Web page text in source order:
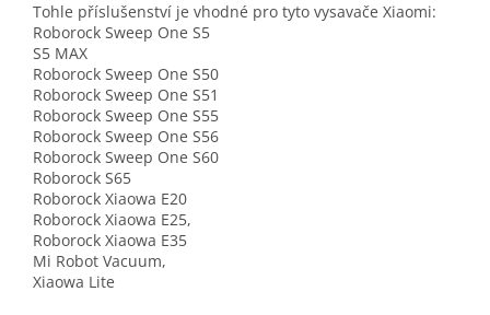
Tohle příslušenství je vhodné pro tyto vysavače Xiaomi:
Roborock Sweep One S5
S5 MAX
Roborock Sweep One S50
Roborock Sweep One S51
Roborock Sweep One S55
Roborock Sweep One S56
Roborock Sweep One S60
Roborock S65
Roborock Xiaowa E20
Roborock Xiaowa E25,
Roborock Xiaowa E35
Mi Robot Vacuum,
Xiaowa Lite